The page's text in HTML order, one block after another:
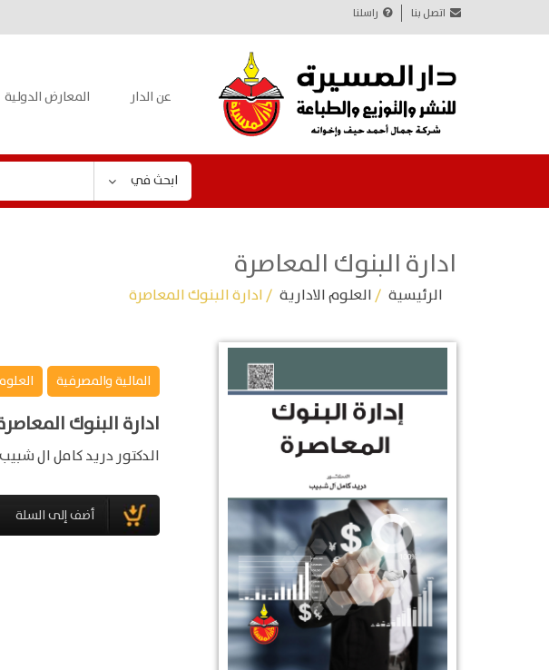
اتصل بنا راسلنا
عن الدار المعارض الدولية
ابحث في
ادارة البنوك المعاصرة
الرئيسية /العلوم الادارية / ادارة البنوك المعاصرة
المالية والمصرفية
ادارة البنوك
الدكتور دريد كامل ال شبيب